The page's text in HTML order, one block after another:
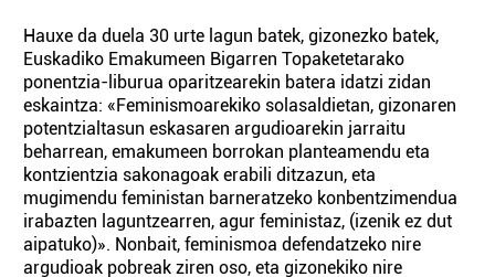
Hauxe da duela 30 urte lagun batek, gizonezko batek,
Euskadiko Emakumeen Bigarren Topaketetarako
ponentzia-liburua oparitzearekin batera idatzi zidan
eskaintza: «Feminismoarekiko solasaldietan, gizonaren
potentzialtasun eskasaren argudioarekin jarraitu
beharrean, emakumeen borrokan planteamendu eta
kontzientzia sakonagoak erabili ditzazun, eta
mugimendu feministan barneratzeko konbentzimendua
irabazten laguntzearren, agur feministaz, (izenik ez dut
aipatuko)». Nonbait, feminismoa defendatzeko nire
argudioak pobreak ziren oso, eta gizonekiko nire